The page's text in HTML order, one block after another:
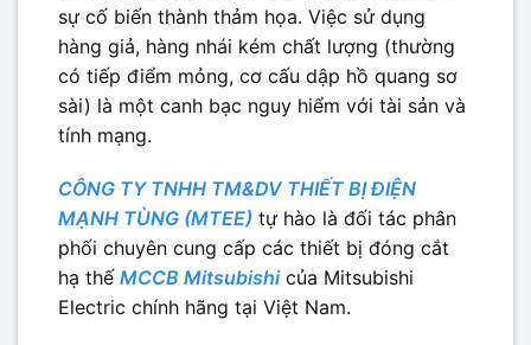
sự cố biến thành thảm họa. Việc sử dụng
hàng giả, hàng nhái kém chất lượng (thường
có tiếp điểm mỏng, cơ cấu dập hồ quang sơ
sài) là một canh bạc nguy hiểm với tài sản và
tính mạng.
CÔNG TY TNHH TM&DV THIẾT BỊ ĐIỆN
MẠNH TÙNG (MTEE) tự hào là đối tác phân
phối chuyên cung cấp các thiết bị đóng cắt
hạ thế MCCB Mitsubishicủa Mitsubishi
Electric chính hãng tại Việt Nam.